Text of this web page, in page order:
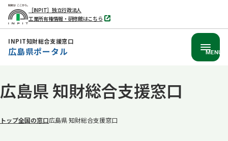
文
へ
［INPIT］独立行政法人
工業所有権情報・研修館はこちら
別
タ
INPIT知財総合支援窓口
広島県ポータル MENU
広島県 知財総合支援窓口
トップ全国の窓口広島県 知財総合支援窓口